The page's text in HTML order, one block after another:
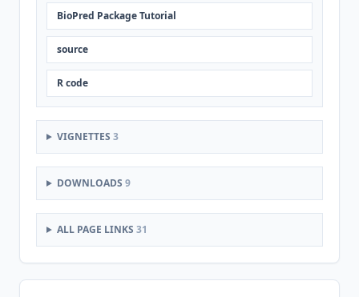
BioPred Package Tutorial
source
R code
VIGNETTES 3
DOWNLOADS 9
ALL PAGE LINKS 31